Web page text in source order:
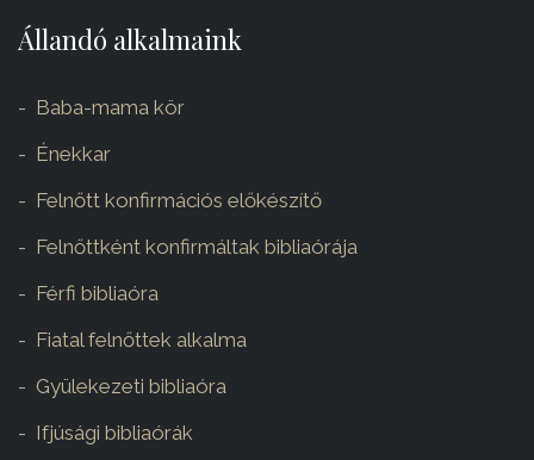
Állandó alkalmaink
Baba-mama kör
Énekkar
Felnőtt konfirmációs előkészítő
Felnőttként konfirmáltak bibliaórája
Férfi bibliaóra
Fiatal felnőttek alkalma
Gyülekezeti bibliaóra
Ifjúsági bibliaórák